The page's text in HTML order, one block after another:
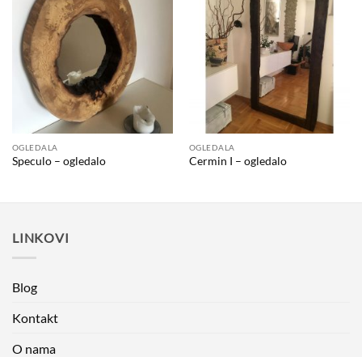
OGLEDALA
Speculo – ogledalo
OGLEDALA
Cermin I – ogledalo
LINKOVI
Blog
Kontakt
O nama